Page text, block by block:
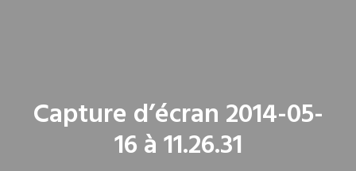
Capture d’écran 2014-05-
16 à 11.26.31